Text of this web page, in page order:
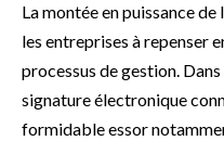
La montée en puissance
les entreprises à repenser
processus de gestion.
signature électronique
formidable essor